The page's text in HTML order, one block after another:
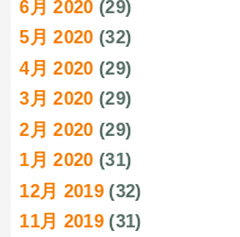
6月 2020 (29)
5月 2020 (32)
4月 2020 (29)
3月 2020 (29)
2月 2020 (29)
1月 2020 (31)
12月 2019 (32)
11月 2019 (31)